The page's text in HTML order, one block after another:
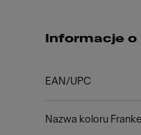
Informacje
EAN/UPC
Nazwa koloru Franke